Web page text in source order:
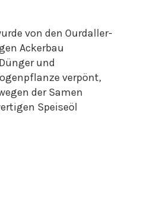
von den Ourdaller-
Ackerbau
und
verpönt,
der Samen
Speiseöl